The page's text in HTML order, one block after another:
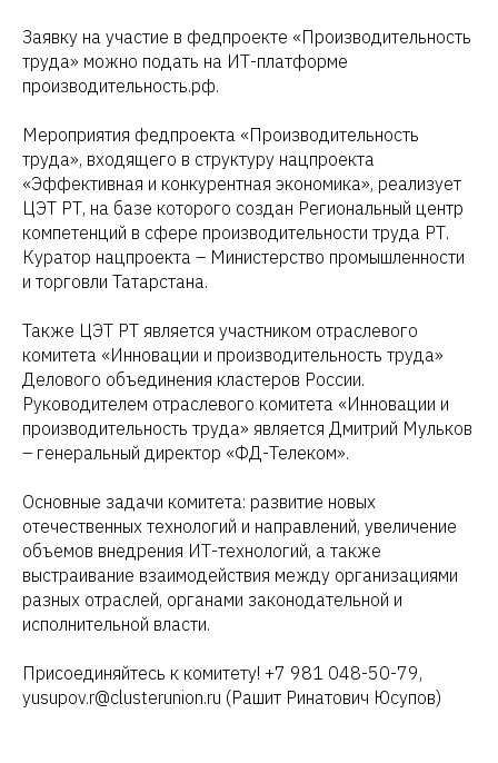
Заявку на участие в федпроекте «Производительность
труда» можно подать на ИТ-платформе
производительность.рф.
Мероприятия федпроекта «Производительность
труда», входящего в структуру нацпроекта
«Эффективная и конкурентная экономика», реализует
ЦЭТ РТ, на базе которого создан Региональный центр
компетенций в сфере производительности труда РТ.
Куратор нацпроекта – Министерство промышленности
и торговли Татарстана.
Также ЦЭТ РТ является участником отраслевого
комитета «Инновации и производительность труда»
Делового объединения кластеров России.
Руководителем отраслевого комитета «Инновации и
производительность труда» является Дмитрий Мульков
– генеральный директор «ФД-Телеком».
Основные задачи комитета: развитие новых
отечественных технологий и направлений, увеличение
объемов внедрения ИТ-технологий, а также
выстраивание взаимодействия между организациями
разных отраслей, органами законодательной и
исполнительной власти.
Присоединяйтесь к комитету! +7 981 048-50-79,
yusupov.r@clusterunion.ru (Рашит Ринатович Юсупов)